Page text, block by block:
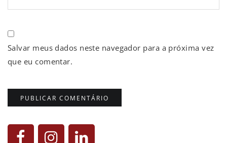
Salvar meus dados neste navegador para a próxima vez
que eu comentar.